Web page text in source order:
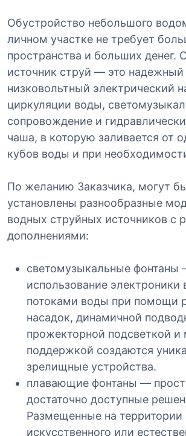
Обустройство небольшого
личном участке не требует
пространства и больших денег.
источник струй — это надежный
низковольтный электрический
циркуляции воды,
сопровождение и
чаша, в которую заливается от
кубов воды и при
По желанию Заказчика, могут
установлены разнообразные
водных струйных источников с
дополнениями:
светомузыкальные фонтаны
использование электроники
потоками воды при помощи
насадок, динамичной
прожекторной подсветкой и
поддержкой создаются
зрелищные устройства.
плавающие фонтаны —
достаточно доступные
Размещенные на территории
искусственного или